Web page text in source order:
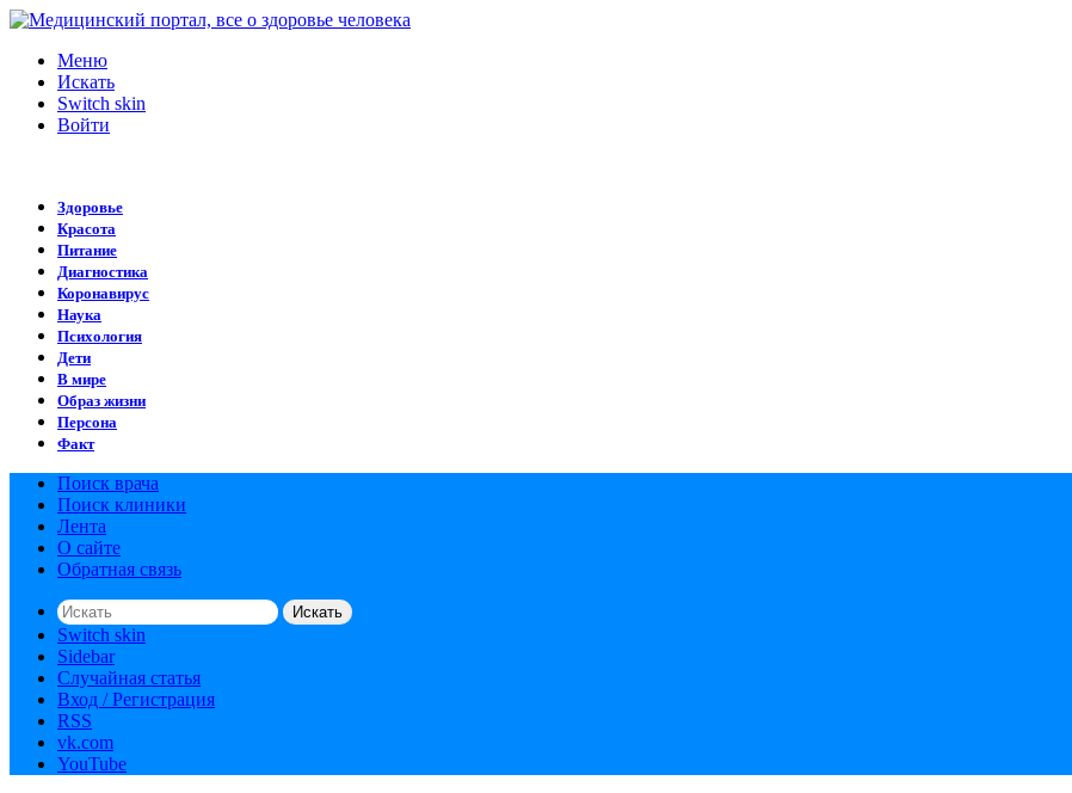
Меню
Искать
Switch skin
Войти
Здоровье
Красота
Питание
Диагностика
Коронавирус
Наука
Психология
Дети
В мире
Образ жизни
Персона
Факт
Поиск врача
Поиск клиники
Лента
О сайте
Обратная связь
Искать
Switch skin
Sidebar
Случайная статья
Вход / Регистрация
RSS
vk.com
YouTube